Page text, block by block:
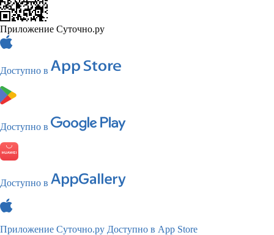
Приложение Суточно.ру
Доступно в
Доступно в
Доступно в
Приложение Суточно.ру Доступно в App Store